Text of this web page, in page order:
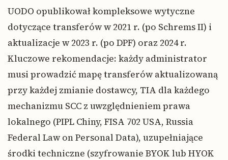
UODO opublikował kompleksowe wytyczne
dotyczące transferów w 2021 r. (po Schrems II) i
aktualizacje w 2023 r. (po DPF) oraz 2024 r.
Kluczowe rekomendacje: każdy administrator
musi prowadzić mapę transferów aktualizowaną
przy każdej zmianie dostawcy, TIA dla każdego
mechanizmu SCC z uwzględnieniem prawa
lokalnego (PIPL Chiny, FISA 702 USA, Russia
Federal Law on Personal Data), uzupełniające
środki techniczne (szyfrowanie BYOK lub HYOK